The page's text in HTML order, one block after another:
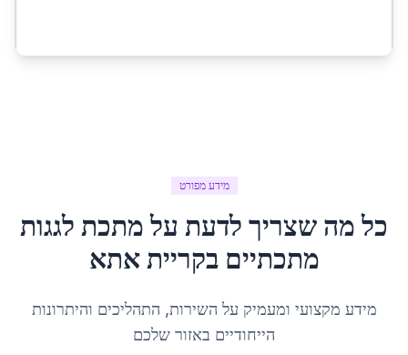
מידע מפורט
כל מה שצריך לדעת עלמתכת לגגות
מתכתיים בקריית אתא
מידע מקצועי ומעמיק על השירות, התהליכים והיתרונות
הייחודיים באזור שלכם